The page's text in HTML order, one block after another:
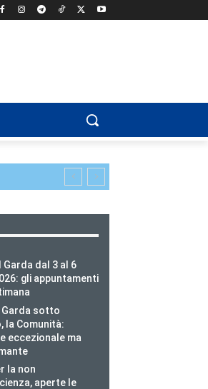
Garda dal 3 al 6
gli appuntamenti
Garda sotto
la Comunità:
eccezionale ma
la non
aperte le